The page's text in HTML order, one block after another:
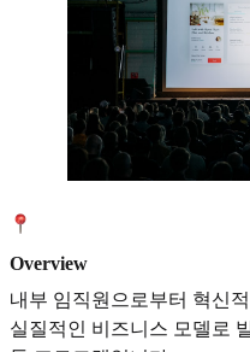
Overview
내부 임직원으로부터 혁신
실질적인 비즈니스 모델로